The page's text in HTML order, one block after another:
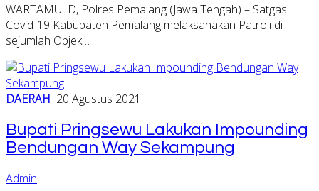
WARTAMU.ID, Polres Pemalang (Jawa Tengah) – Satgas
Covid-19 Kabupaten Pemalang melaksanakan Patroli di
sejumlah Objek…
DAERAH 20 Agustus 2021
Bupati Pringsewu Lakukan Impounding
Bendungan Way Sekampung
Admin